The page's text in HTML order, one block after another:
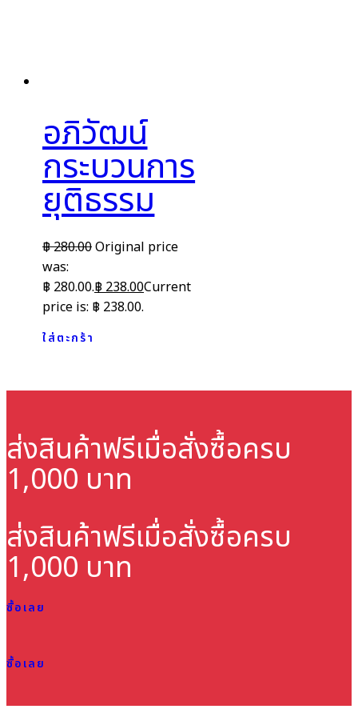
อภิวัฒน์
กระบวนการ
ยุติธรรม
฿280.00Original price
was:
฿ 280.00.฿238.00Current
price is: ฿ 238.00.
ใส่ตะกร้า
ส่งสินค้าฟรีเมื่อสั่งซื้อครบ
1,000 บาท
ส่งสินค้าฟรีเมื่อสั่งซื้อครบ
1,000 บาท
ซื้อเลย
ซื้อเลย